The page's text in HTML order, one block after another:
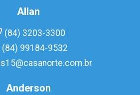
Allan
(84) 3203-3300
(84) 99184-9532
Anderson